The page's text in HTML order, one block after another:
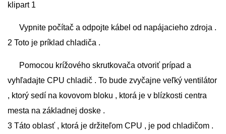
klipart 1
Vypnite počítač a odpojte kábel od napájacieho zdroja .
2 Toto je príklad chladiča .
Pomocou krížového skrutkovača otvoriť prípad a
vyhľadajte CPU chladič . To bude zvyčajne veľký ventilátor
, ktorý sedí na kovovom bloku , ktorá je v blízkosti centra
mesta na základnej doske .
3 Táto oblasť , ktorá je držiteľom CPU , je pod chladičom .